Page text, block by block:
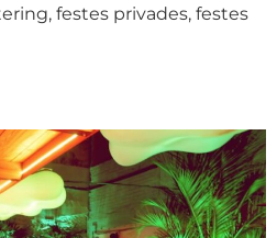
festes privades, festes